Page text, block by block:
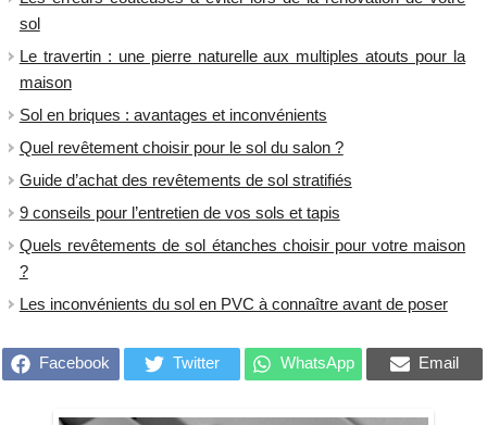
sol
Le travertin : une pierre naturelle aux multiples atouts pour la
maison
Sol en briques : avantages et inconvénients
Quel revêtement choisir pour le sol du salon ?
Guide d’achat des revêtements de sol stratifiés
9 conseils pour l’entretien de vos sols et tapis
Quels revêtements de sol étanches choisir pour votre maison
?
Les inconvénients du sol en PVC à connaître avant de poser
Facebook Twitter WhatsApp Email